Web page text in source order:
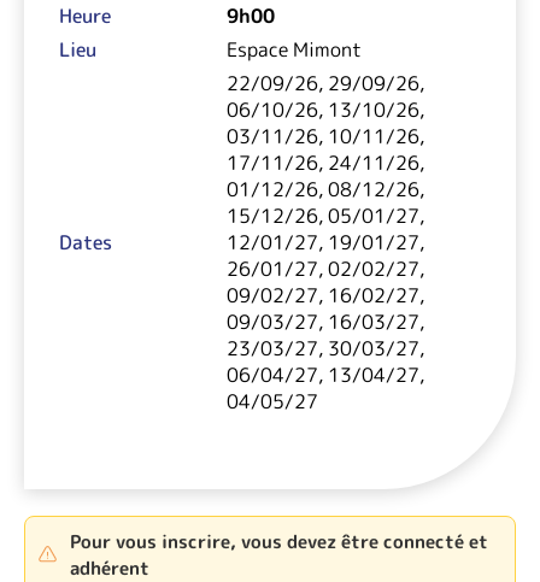
Heure
9h00
Lieu
Espace Mimont
Dates
22/09/26, 29/09/26,
06/10/26, 13/10/26,
03/11/26, 10/11/26,
17/11/26, 24/11/26,
01/12/26, 08/12/26,
15/12/26, 05/01/27,
12/01/27, 19/01/27,
26/01/27, 02/02/27,
09/02/27, 16/02/27,
09/03/27, 16/03/27,
23/03/27, 30/03/27,
06/04/27, 13/04/27,
04/05/27
Pour vous inscrire, vous devez être connecté et
adhérent